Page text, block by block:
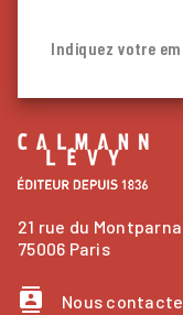
Indiquez votre
21 rue du
75006 Paris
contacts Nous